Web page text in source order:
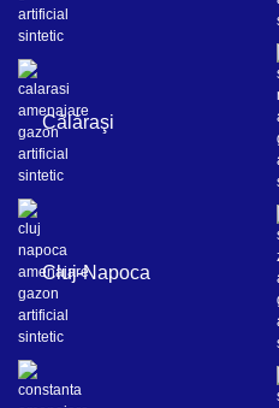
Călăraşi
Cluj-Napoca